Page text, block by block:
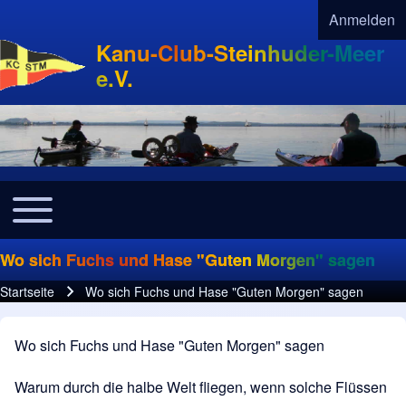
User
Anmelden
Kanu-Club-Steinhuder-Meer
e.V.
Navigation
Toggle main menu
Wo sich Fuchs und Hase "Guten Morgen" sagen
Pfadnavigation
Startseite Wo sich Fuchs und Hase "Guten Morgen" sagen
Wo sich Fuchs und Hase "Guten Morgen" sagen
Warum durch die halbe Welt fliegen, wenn solche Flüssen